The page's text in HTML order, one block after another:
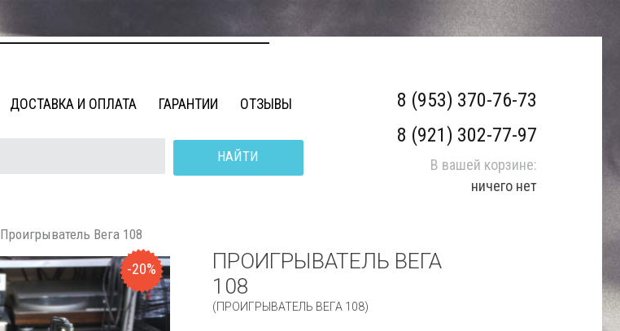
8 (953) 370-76-73
8 (921) 302-77-97
В вашей корзине:
ничего нет
ДОСТАВКА И ОПЛАТА ГАРАНТИИ ОТЗЫВЫ
НАЙТИ
Проигрыватель Вега 108
-20%
ПРОИГРЫВАТЕЛЬ ВЕГА
108
(ПРОИГРЫВАТЕЛЬ ВЕГА 108)